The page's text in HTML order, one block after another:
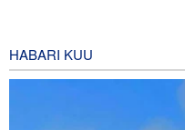
HABARI KUU